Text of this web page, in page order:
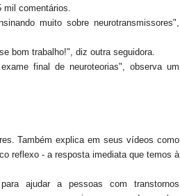
mil comentários.
muito sobre neurotransmissores",
bom trabalho!", diz outra seguidora.
final de neuroteorias", observa um
Também explica em seus vídeos como
reflexo - a resposta imediata que temos à
ajudar a pessoas com transtornos